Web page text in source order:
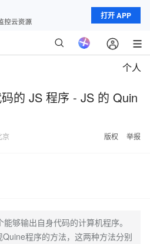
打开 APP
个人
的 JS 程序 - JS 的 Quin
京 版权 举报
够输出自身代码的计算机程序。
程序的方法，这两种方法分别